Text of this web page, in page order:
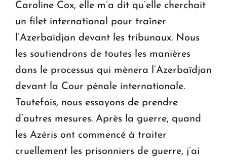
Caroline Cox, elle m’a dit qu’elle cherchait
un filet international pour traîner
l’Azerbaïdjan devant les tribunaux. Nous
les soutiendrons de toutes les manières
dans le processus qui mènera l’Azerbaïdjan
devant la Cour pénale internationale.
Toutefois, nous essayons de prendre
d’autres mesures. Après la guerre, quand
les Azéris ont commencé à traiter
cruellement les prisonniers de guerre, j’ai